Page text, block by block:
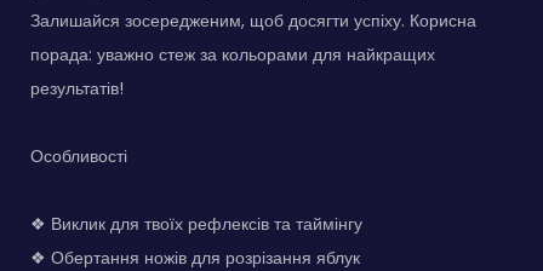
Залишайся зосередженим, щоб досягти успіху. Корисна
порада: уважно стеж за кольорами для найкращих
результатів!
Особливості
❖ Виклик для твоїх рефлексів та таймінгу
❖ Обертання ножів для розрізання яблук